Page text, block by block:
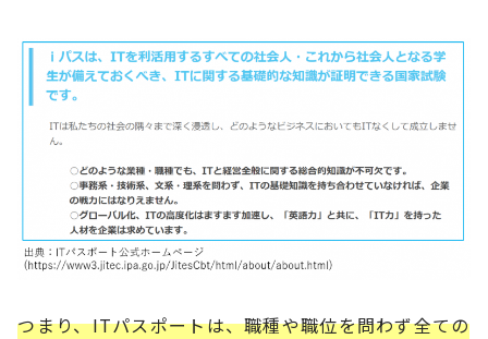
つまり、ITパスポートは、職種や職位を問わず全ての